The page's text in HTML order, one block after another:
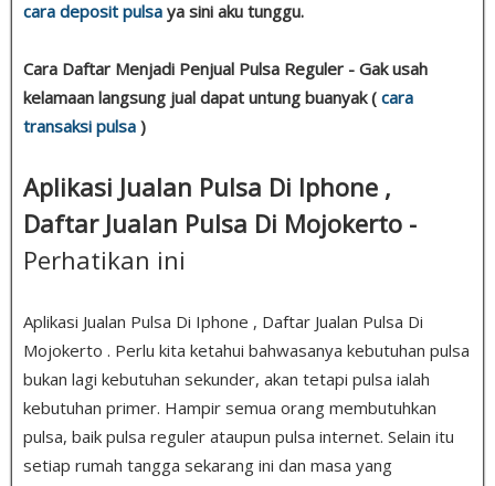
cara deposit pulsa ya sini aku tunggu.
Cara Daftar Menjadi Penjual Pulsa Reguler - Gak usah
kelamaan langsung jual dapat untung buanyak ( cara
transaksi pulsa )
Aplikasi Jualan Pulsa Di Iphone ,
Daftar Jualan Pulsa Di Mojokerto -
Perhatikan ini
Aplikasi Jualan Pulsa Di Iphone , Daftar Jualan Pulsa Di
Mojokerto . Perlu kita ketahui bahwasanya kebutuhan pulsa
bukan lagi kebutuhan sekunder, akan tetapi pulsa ialah
kebutuhan primer. Hampir semua orang membutuhkan
pulsa, baik pulsa reguler ataupun pulsa internet. Selain itu
setiap rumah tangga sekarang ini dan masa yang